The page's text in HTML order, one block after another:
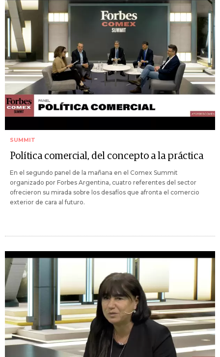
SUMMIT
Política comercial, del concepto a la práctica
En el segundo panel de la mañana en el Comex Summit
organizado por Forbes Argentina, cuatro referentes del sector
ofrecieron su mirada sobre los desafíos que afronta el comercio
exterior de cara al futuro.